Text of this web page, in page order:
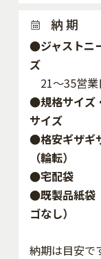
納 期
●ジャストニ
ズ
21～35営業
●規格サイズ
サイズ
●格安ギザギ
（輪転）
●宅配袋
●既製品紙袋
ゴなし）
納期は目安で